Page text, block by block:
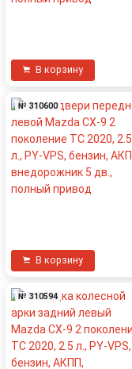
В корзину
№ 310600
В корзину
№ 310594